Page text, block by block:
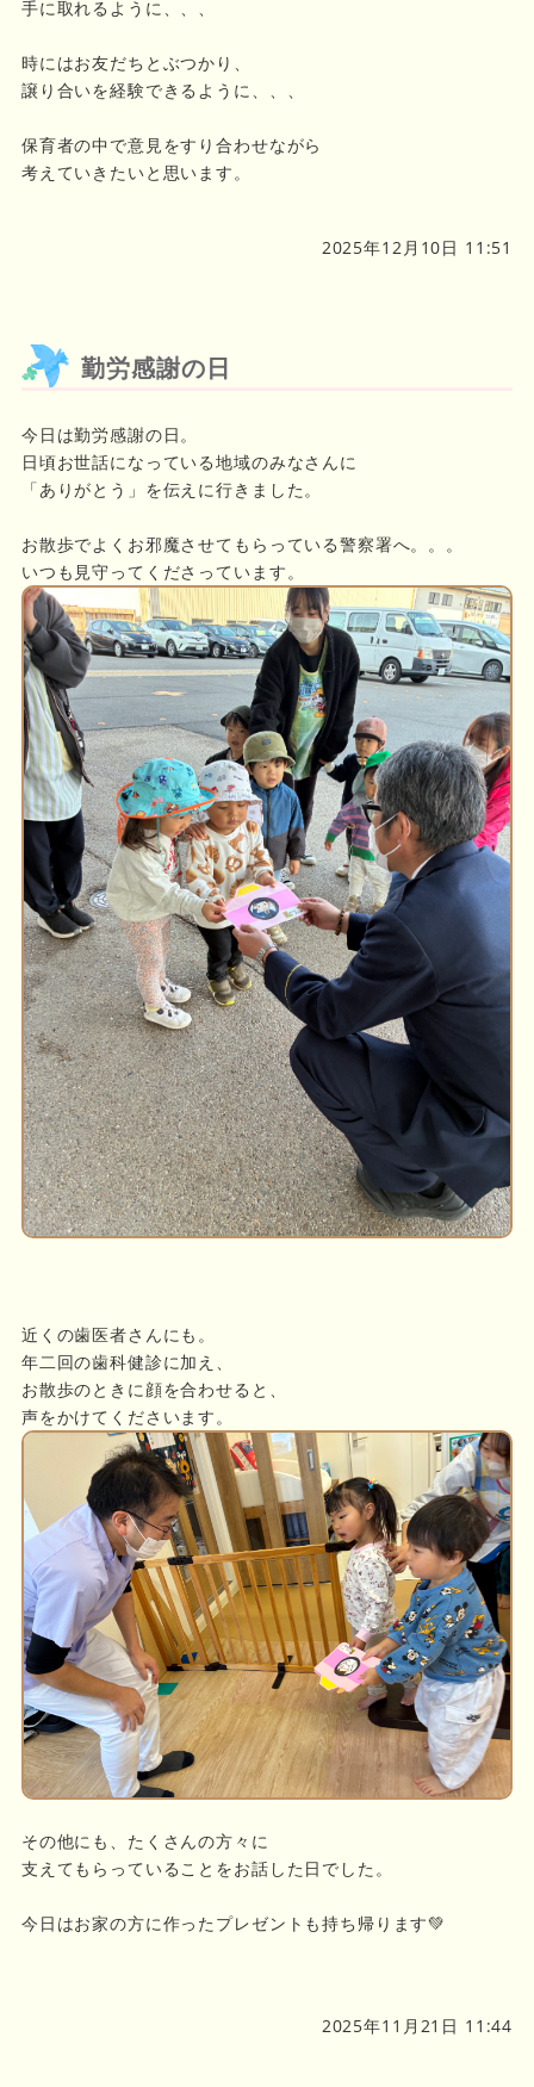
手に取れるように、、、
時にはお友だちとぶつかり、
譲り合いを経験できるように、、、
保育者の中で意見をすり合わせながら
考えていきたいと思います。
2025年12月10日 11:51
勤労感謝の日
今日は勤労感謝の日。
日頃お世話になっている地域のみなさんに
「ありがとう」を伝えに行きました。
お散歩でよくお邪魔させてもらっている警察署へ。。。
いつも見守ってくださっています。
近くの歯医者さんにも。
年二回の歯科健診に加え、
お散歩のときに顔を合わせると、
声をかけてくださいます。
その他にも、たくさんの方々に
支えてもらっていることをお話した日でした。
今日はお家の方に作ったプレゼントも持ち帰ります💚
2025年11月21日 11:44